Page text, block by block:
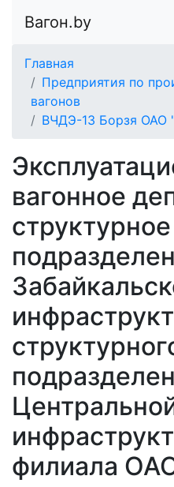
Вагон.by
Главная
Предприятия по
вагонов
ВЧДЭ-13 Боpзя ОАО
вагонное
структурное
филиала